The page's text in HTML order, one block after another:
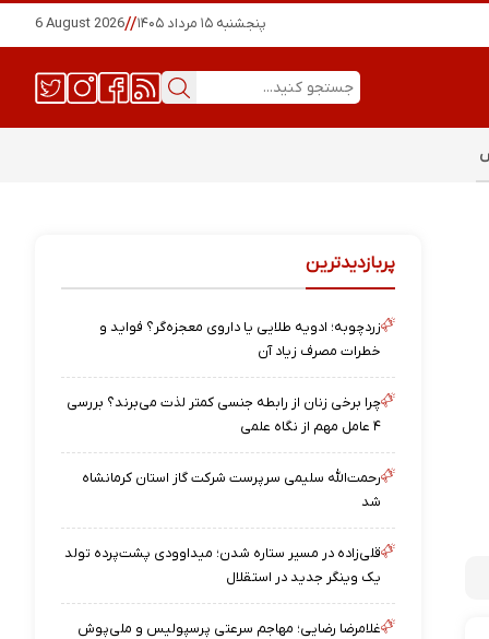
پنجشنبه ۱۵ مرداد ۱۴۰۵ //
6 August 2026
پربازدیدترین
زردچوبه؛ ادویه طلایی یا داروی معجزه‌گر؟ فواید و
خطرات مصرف زیاد آن
چرا برخی زنان از رابطه جنسی کمتر لذت می‌برند؟ بررسی
۴ عامل مهم از نگاه علمی
رحمت‌الله سلیمی سرپرست شرکت گاز استان کرمانشاه
شد
قلی‌زاده در مسیر ستاره شدن؛ میداوودی پشت‌پرده تولد
یک وینگر جدید در استقلال
غلامرضا رضایی؛ مهاجم سرعتی پرسپولیس و ملی‌پوش